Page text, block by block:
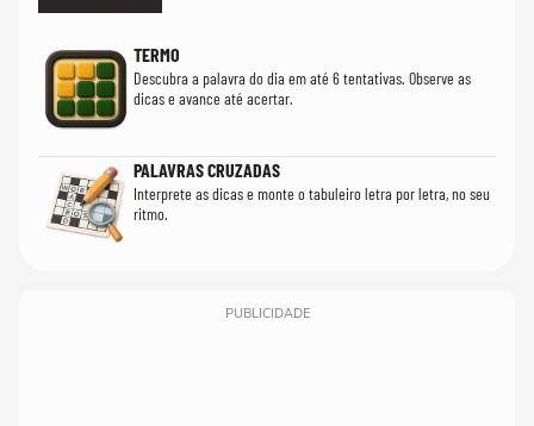
TERMO
Descubra a palavra do dia em até 6 tentativas. Observe as
dicas e avance até acertar.
PALAVRAS CRUZADAS
Interprete as dicas e monte o tabuleiro letra por letra, no seu
ritmo.
PUBLICIDADE